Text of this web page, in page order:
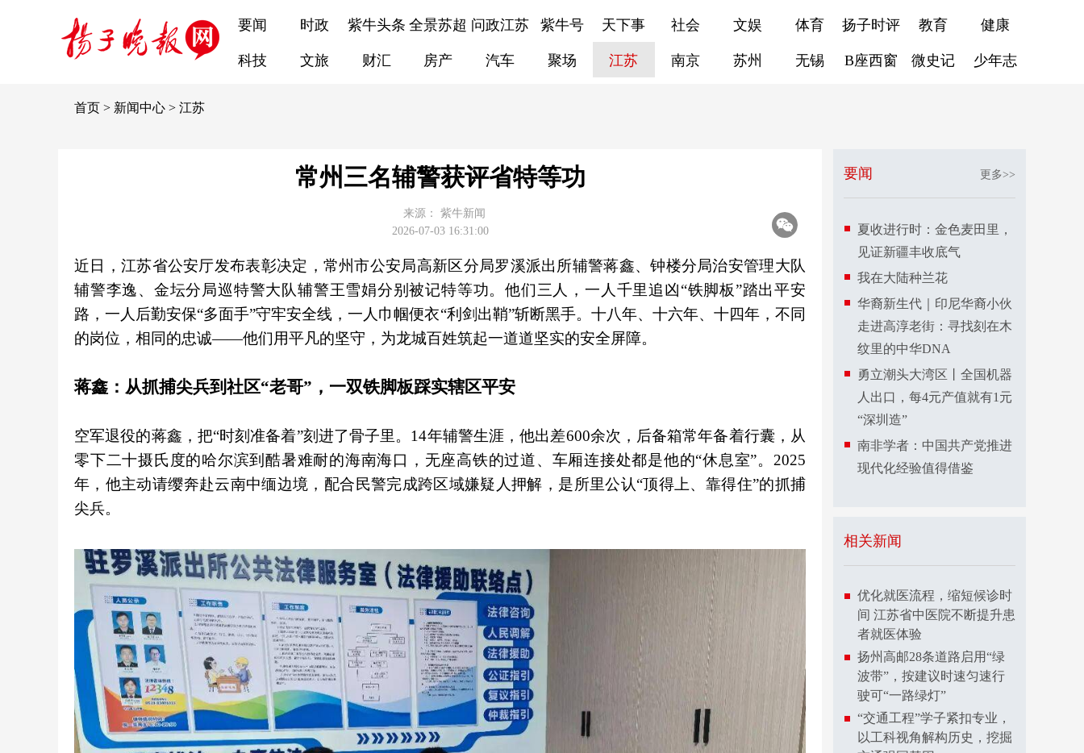
要闻 时政 紫牛头条 全景苏超 问政江苏 紫牛号 天下事 社会 文娱 体育 扬子时评 教育 健康
科技 文旅 财汇 房产 汽车 聚场 江苏 南京 苏州 无锡 B座西窗 微史记 少年志
首页 > 新闻中心 > 江苏
常州三名辅警获评省特等功
来源：
紫牛新闻
2026-07-03 16:31:00
近日，江苏省公安厅发布表彰决定，常州市公安局高新区分局罗溪派出所辅警蒋鑫、钟楼分局治安管理大队
辅警李逸、金坛分局巡特警大队辅警王雪娟分别被记特等功。他们三人，一人千里追凶“铁脚板”踏出平安
路，一人后勤安保“多面手”守牢安全线，一人巾帼便衣“利剑出鞘”斩断黑手。十八年、十六年、十四年，不同
的岗位，相同的忠诚——他们用平凡的坚守，为龙城百姓筑起一道道坚实的安全屏障。
蒋鑫：从抓捕尖兵到社区“老哥”，一双铁脚板踩实辖区平安
空军退役的蒋鑫，把“时刻准备着”刻进了骨子里。14年辅警生涯，他出差600余次，后备箱常年备着行囊，从
零下二十摄氏度的哈尔滨到酷暑难耐的海南海口，无座高铁的过道、车厢连接处都是他的“休息室”。2025
年，他主动请缨奔赴云南中缅边境，配合民警完成跨区域嫌疑人押解，是所里公认“顶得上、靠得住”的抓捕
尖兵。
要闻 更多>>
夏收进行时：金色麦田里，
见证新疆丰收底气
我在大陆种兰花
华裔新生代｜印尼华裔小伙
走进高淳老街：寻找刻在木
纹里的中华DNA
勇立潮头大湾区丨全国机器
人出口，每4元产值就有1元
“深圳造”
南非学者：中国共产党推进
现代化经验值得借鉴
相关新闻
优化就医流程，缩短候诊时
间 江苏省中医院不断提升患
者就医体验
扬州高邮28条道路启用“绿
波带”，按建议时速匀速行
驶可“一路绿灯”
“交通工程”学子紧扣专业，
以工科视角解构历史，挖掘